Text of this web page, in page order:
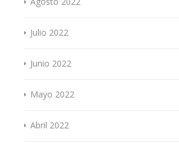
Julio 2022
Junio 2022
Mayo 2022
Abril 2022